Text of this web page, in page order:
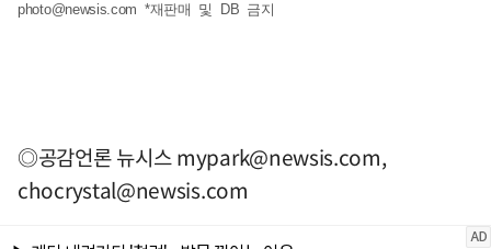
photo@newsis.com *재판매 및 DB 금지
◎공감언론 뉴시스mypark@newsis.com,
chocrystal@newsis.com